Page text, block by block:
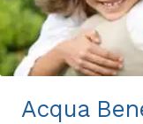
Acqua